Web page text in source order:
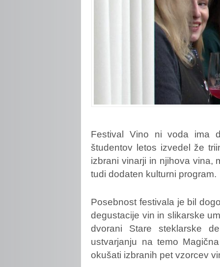
Festival Vino ni voda ima
študentov letos izvedel že
izbrani vinarji in njihova vina,
tudi dodaten kulturni program.
Posebnost festivala je bil
degustacije vin in slikarske
dvorani Stare steklarske
ustvarjanju na temo
okušati izbranih pet vzorcev